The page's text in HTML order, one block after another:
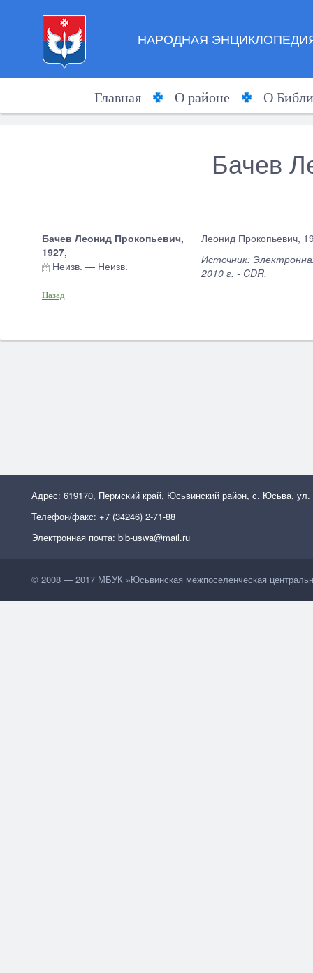
НАРОДНАЯ
Главная О районе О
Бачев
Бачев Леонид Прокопьевич,
1927,
Неизв. — Неизв.
Леонид Прокопьевич,
Источник:
2010 г. - CDR.
Назад
Адрес: 619170, Пермский край, Юсьвинский район, с. Юсьва, ул.
Телефон/факс: +7 (34246) 2-71-88
Электронная почта: bib-uswa@mail.ru
© 2008 — 2017 МБУК »Юсьвинская межпоселенческая